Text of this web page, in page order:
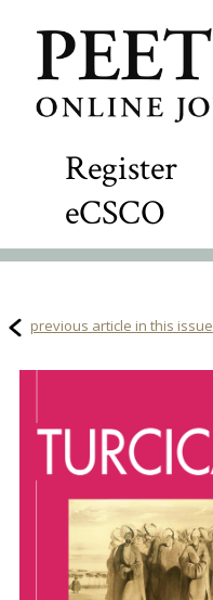
Register
eCSCO
previous article in this issue